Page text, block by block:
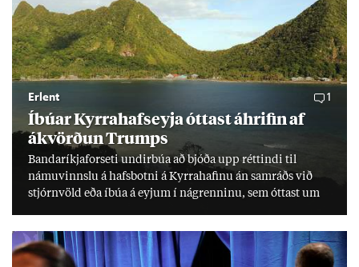
Erlent 1
Íbú­ar Kyrra­hafs­eyja ótt­ast áhrif­in af
ákvörð­un Trumps
Banda­ríkja­for­seti und­ir­búa að bjóða upp rétt­indi til
námu­vinnslu á hafs­botni á Kyrra­haf­inu án sam­ráðs við
stjórn­völd eða íbúa á eyj­um í ná­grenn­inu, sem ótt­ast um